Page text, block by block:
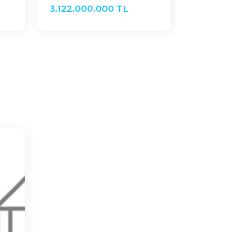
3.122.000.000 TL